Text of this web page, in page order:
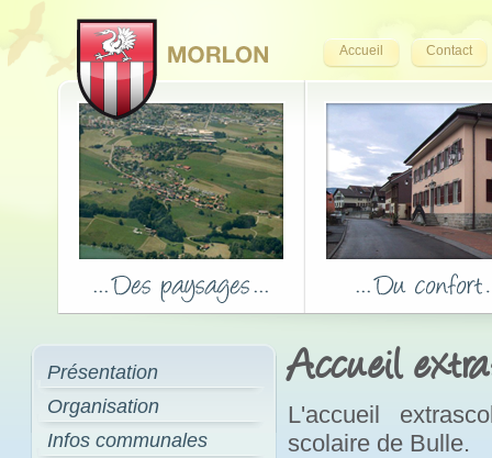
Accueil Contact
Présentation
Organisation
Infos communales
Accueil
L'accueil
scolaire de Bulle.